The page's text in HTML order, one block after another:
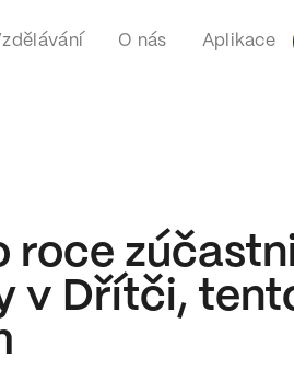
O nás Aplikace
roce
v Dřítči,